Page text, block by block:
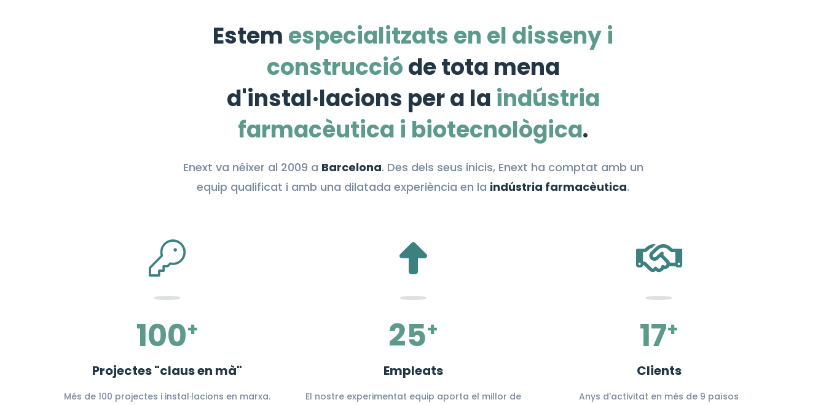
Estem especialitzats en el disseny i
construccióde tota mena
d'instal·lacions per a la indústria
farmacèutica i biotecnològica.
Enext va néixer al 2009 a Barcelona. Des dels seus inicis, Enext ha comptat amb un
equip qualificat i amb una dilatada experiència en la indústria farmacèutica.
100+
Projectes "claus en mà"
Més de 100 projectes i instal·lacions en marxa.
25+
Empleats
El nostre experimentat equip aporta el millor de
17+
Clients
Anys d'activitat en més de 9 països